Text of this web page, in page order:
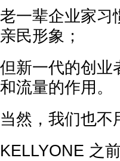
老一辈企业家习
亲民形象；
但新一代的创业
和流量的作用。
当然，我们也不
KELLYONE 之